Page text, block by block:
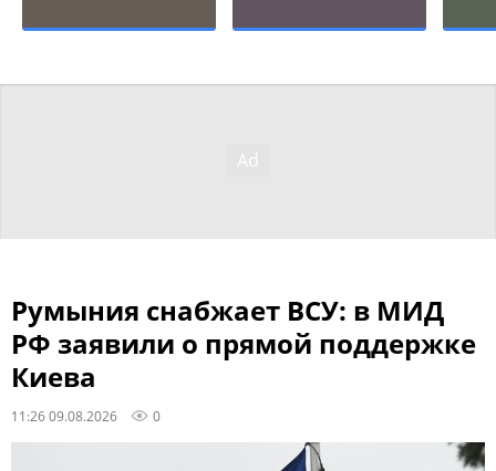
Румыния снабжает ВСУ: в МИД
РФ заявили о прямой поддержке
Киева
11:26 09.08.2026 0